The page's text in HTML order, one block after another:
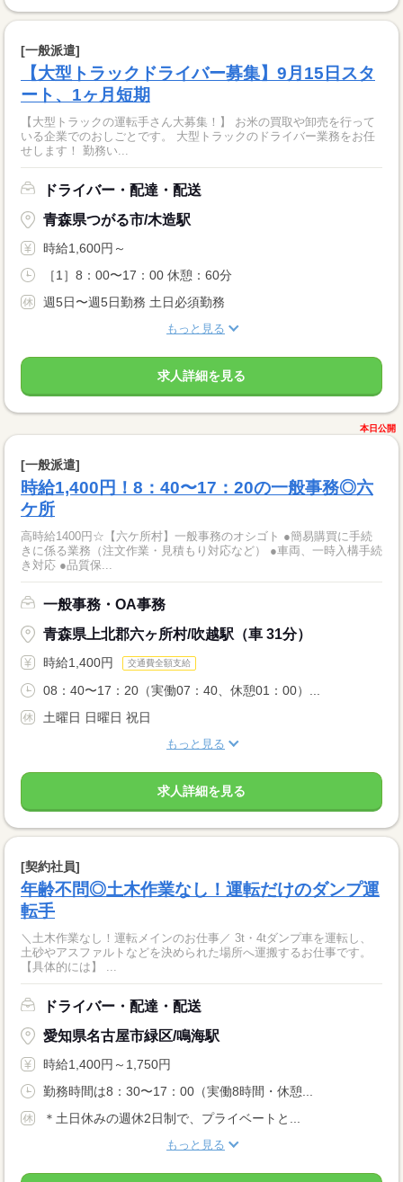
[一般派遣]
【大型トラックドライバー募集】9月15日スタ
ート、1ヶ月短期
【大型トラックの運転手さん大募集！】 お米の買取や卸売を行って
いる企業でのおしごとです。 大型トラックのドライバー業務をお任
せします！ 勤務い...
ドライバー・配達・配送
青森県つがる市/木造駅
時給1,600円～
［1］8：00〜17：00 休憩：60分
週5日〜週5日勤務 土日必須勤務
もっと見る
求人詳細を見る
本日公開
[一般派遣]
時給1,400円！8：40〜17：20の一般事務◎六
ケ所
高時給1400円☆【六ケ所村】一般事務のオシゴト ●簡易購買に手続
きに係る業務（注文作業・見積もり対応など） ●車両、一時入構手続
き対応 ●品質保...
一般事務・OA事務
青森県上北郡六ヶ所村/吹越駅（車 31分）
時給1,400円 交通費全額支給
08：40〜17：20（実働07：40、休憩01：00）...
土曜日 日曜日 祝日
もっと見る
求人詳細を見る
[契約社員]
年齢不問◎土木作業なし！運転だけのダンプ運
転手
＼土木作業なし！運転メインのお仕事／ 3t・4tダンプ車を運転し、
土砂やアスファルトなどを決められた場所へ運搬するお仕事です。
【具体的には】 ...
ドライバー・配達・配送
愛知県名古屋市緑区/鳴海駅
時給1,400円～1,750円
勤務時間は8：30〜17：00（実働8時間・休憩...
＊土日休みの週休2日制で、プライベートと...
もっと見る